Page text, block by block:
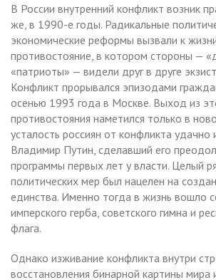
В России внутренний конфликт возник
же, в 1990-е годы. Радикальные
экономические реформы вызвали к
противостояние, в котором стороны —
«патриоты» — видели друг в друге
Конфликт прорывался эпизодами
осенью 1993 года в Москве. Выход из
противостояния наметился только в
усталость россиян от конфликта удачно
Владимир Путин, сделавший его
программы первых лет у власти. Целый
политических мер был нацелен на
единства. Именно тогда в жизнь вошло
имперского герба, советского гимна и
флага.
Однако изживание конфликта внутри
восстановления бинарной картины мира